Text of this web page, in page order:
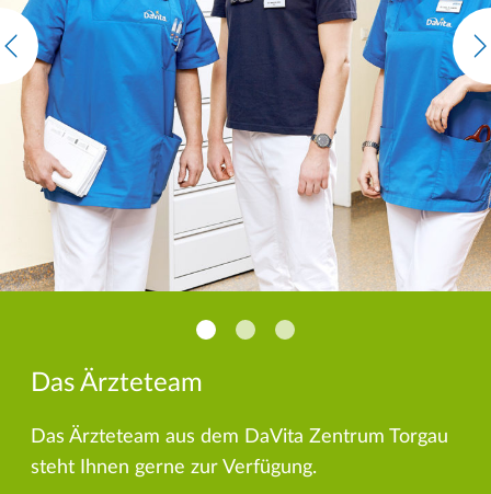
Das Ärzteteam
Das Ärzteteam aus dem DaVita Zentrum Torgau
steht Ihnen gerne zur Verfügung.